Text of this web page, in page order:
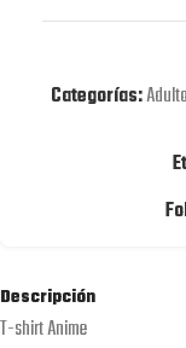
Categorías:
Descripción
T-shirt Anime